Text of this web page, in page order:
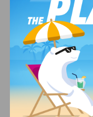
J'AIME LE DFCO
DFCO : RENCONTRE
L’ARTISAN DE LA